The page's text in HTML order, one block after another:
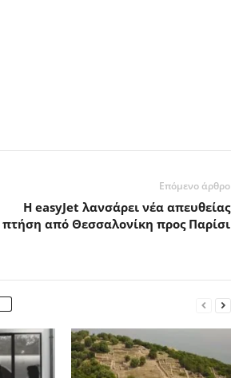
Επόμενο άρθρο
Η easyJet λανσάρει νέα απευθείας
πτήση από Θεσσαλονίκη προς Παρίσι